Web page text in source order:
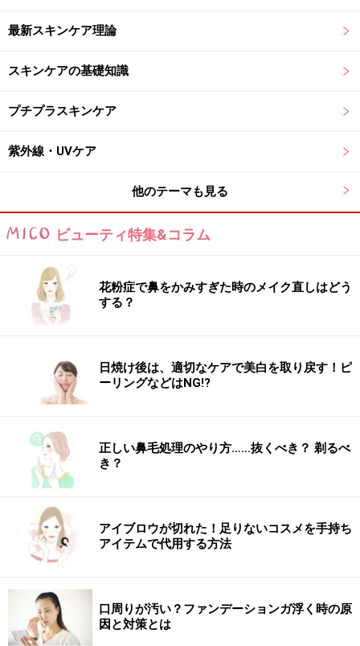
最新スキンケア理論
スキンケアの基礎知識
プチプラスキンケア
紫外線・UVケア
他のテーマも見る
ビューティ特集&コラム
花粉症で鼻をかみすぎた時のメイク直しはどう
する？
日焼け後は、適切なケアで美白を取り戻す！ピ
ーリングなどはNG!?
正しい鼻毛処理のやり方……抜くべき？ 剃るべ
き？
アイブロウが切れた！足りないコスメを手持ち
アイテムで代用する方法
口周りが汚い？ファンデーションガ浮く時の原
因と対策とは